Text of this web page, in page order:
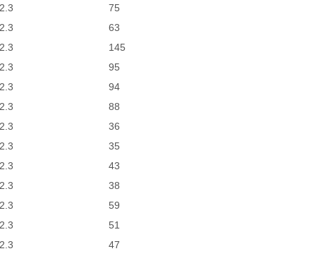
2.3
75
2.3
63
2.3
145
2.3
95
2.3
94
2.3
88
2.3
36
2.3
35
2.3
43
2.3
38
2.3
59
2.3
51
2.3
47